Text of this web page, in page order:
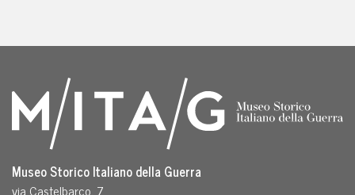
Museo Storico Italiano della Guerra
via Castelbarco, 7